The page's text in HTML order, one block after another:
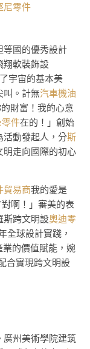
尼零件
等國的優秀設計
翔軟裝飾設
宇宙的基本美
叫。計無汽車機油
財富！我的心意
件在的！」創始
活動發起人，分斯
明走向國際的初心
貿易商我的愛是
啊！」審美的表
斯跨文明設奧迪零
全球設計實踐，
的價值賦能，婉
合實現跨文明設
廣州美術學院建筑